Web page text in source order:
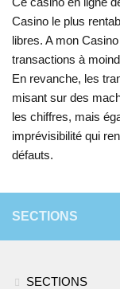
Casino le plus
libres. A mon
transactions à
En revanche, les
misant sur des
les chiffres, mais
imprévisibilité qui
défauts.
SECTIONS
SECTIONS